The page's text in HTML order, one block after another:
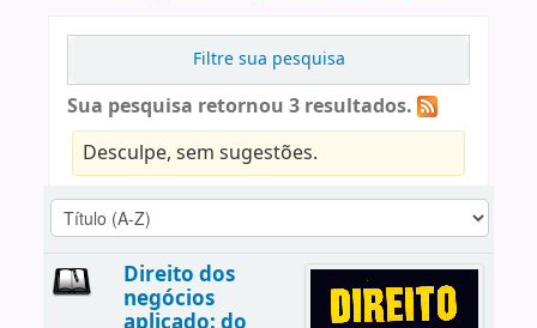
Filtre sua pesquisa
Sua pesquisa retornou 3 resultados.
Desculpe, sem sugestões.
Direito dos
negócios